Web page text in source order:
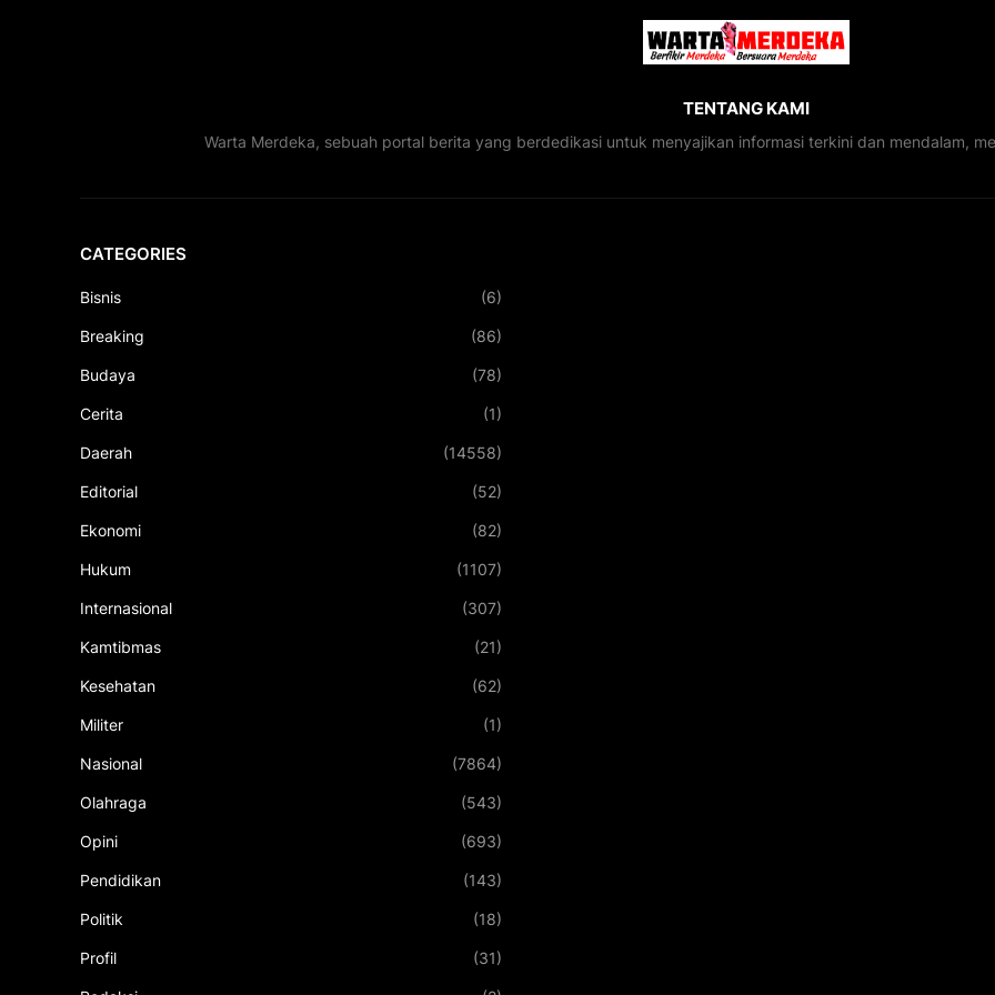
TENTANG KAMI
Warta Merdeka, sebuah portal berita yang berdedikasi untuk menyajikan informasi terkini dan mendalam,
CATEGORIES
Bisnis (6)
Breaking (86)
Budaya (78)
Cerita (1)
Daerah (14558)
Editorial (52)
Ekonomi (82)
Hukum (1107)
Internasional (307)
Kamtibmas (21)
Kesehatan (62)
Militer (1)
Nasional (7864)
Olahraga (543)
Opini (693)
Pendidikan (143)
Politik (18)
Profil (31)